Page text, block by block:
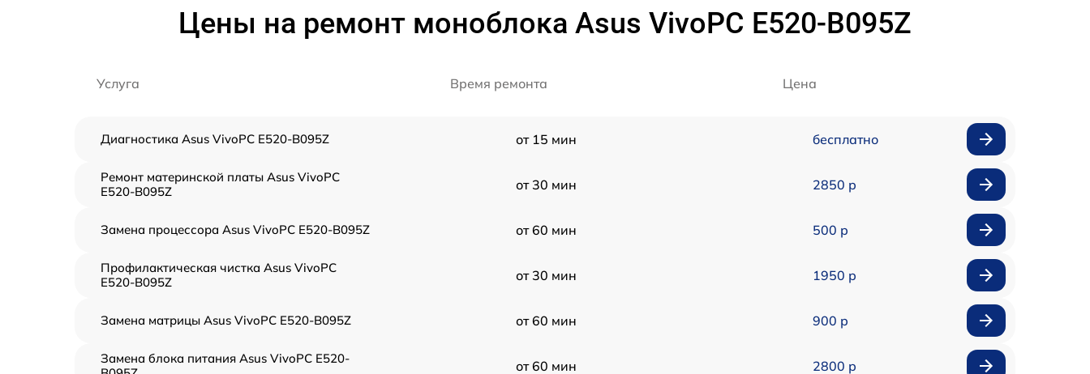
Цены на ремонт моноблока Asus VivoPC E520-B095Z
Услуга Время ремонта Цена
Диагностика Asus VivoPC E520-B095Z от 15 мин бесплатно
Ремонт материнской платы Asus VivoPC
E520-B095Z
от 30 мин 2850 р
Замена процессора Asus VivoPC E520-B095Z от 60 мин 500 р
Профилактическая чистка Asus VivoPC
E520-B095Z
от 30 мин 1950 р
Замена матрицы Asus VivoPC E520-B095Z от 60 мин 900 р
Замена блока питания Asus VivoPC E520-
от 60 мин 2800 р